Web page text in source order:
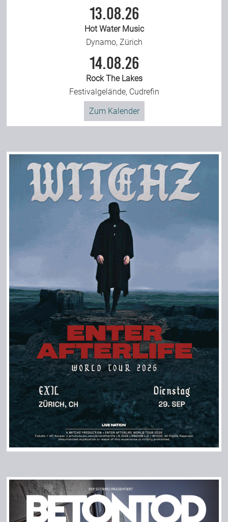
13.08.26
Hot Water Music
Dynamo, Zürich
14.08.26
Rock The Lakes
Festivalgelände, Cudrefin
Zum Kalender